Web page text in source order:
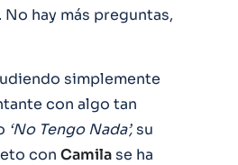
No hay más preguntas,
simplemente
con algo tan
‘No Tengo Nada’,su
con Camilase ha